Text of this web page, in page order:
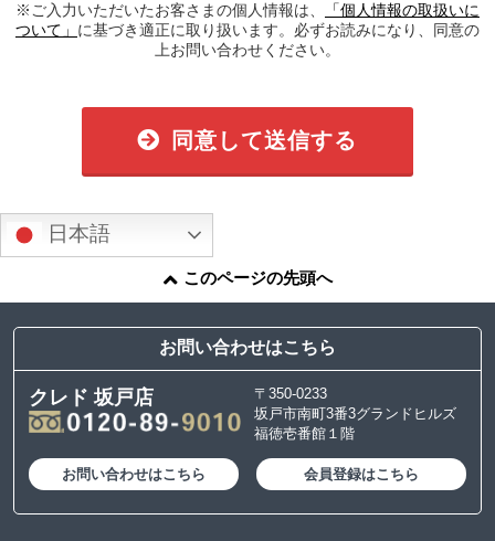
※ご入力いただいたお客さまの個人情報は、
「個人情報の取扱いに
ついて」 に基づき適正に取り扱います。必ずお読みになり、同意の
上お問い合わせください。
同意して送信する
日本語
このページの先頭へ
お問い合わせはこちら
クレド 坂戸店
〒350-0233
坂戸市南町3番3グランドヒルズ
福徳壱番館１階
お問い合わせはこちら 会員登録はこちら